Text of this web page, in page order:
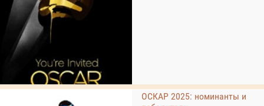
ОСКАР 2025: номинанты и